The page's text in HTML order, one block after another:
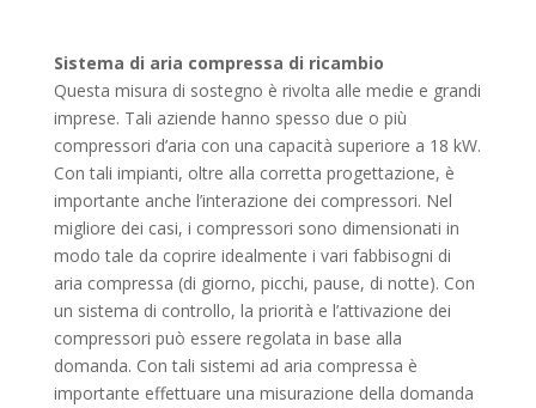
Sistema di aria compressa di ricambio
Questa misura di sostegno è rivolta alle medie e grandi
imprese. Tali aziende hanno spesso due o più
compressori d’aria con una capacità superiore a 18 kW.
Con tali impianti, oltre alla corretta progettazione, è
importante anche l’interazione dei compressori. Nel
migliore dei casi, i compressori sono dimensionati in
modo tale da coprire idealmente i vari fabbisogni di
aria compressa (di giorno, picchi, pause, di notte). Con
un sistema di controllo, la priorità e l’attivazione dei
compressori può essere regolata in base alla
domanda. Con tali sistemi ad aria compressa è
importante effettuare una misurazione della domanda